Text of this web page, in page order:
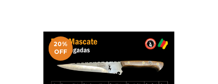
20%
OFF